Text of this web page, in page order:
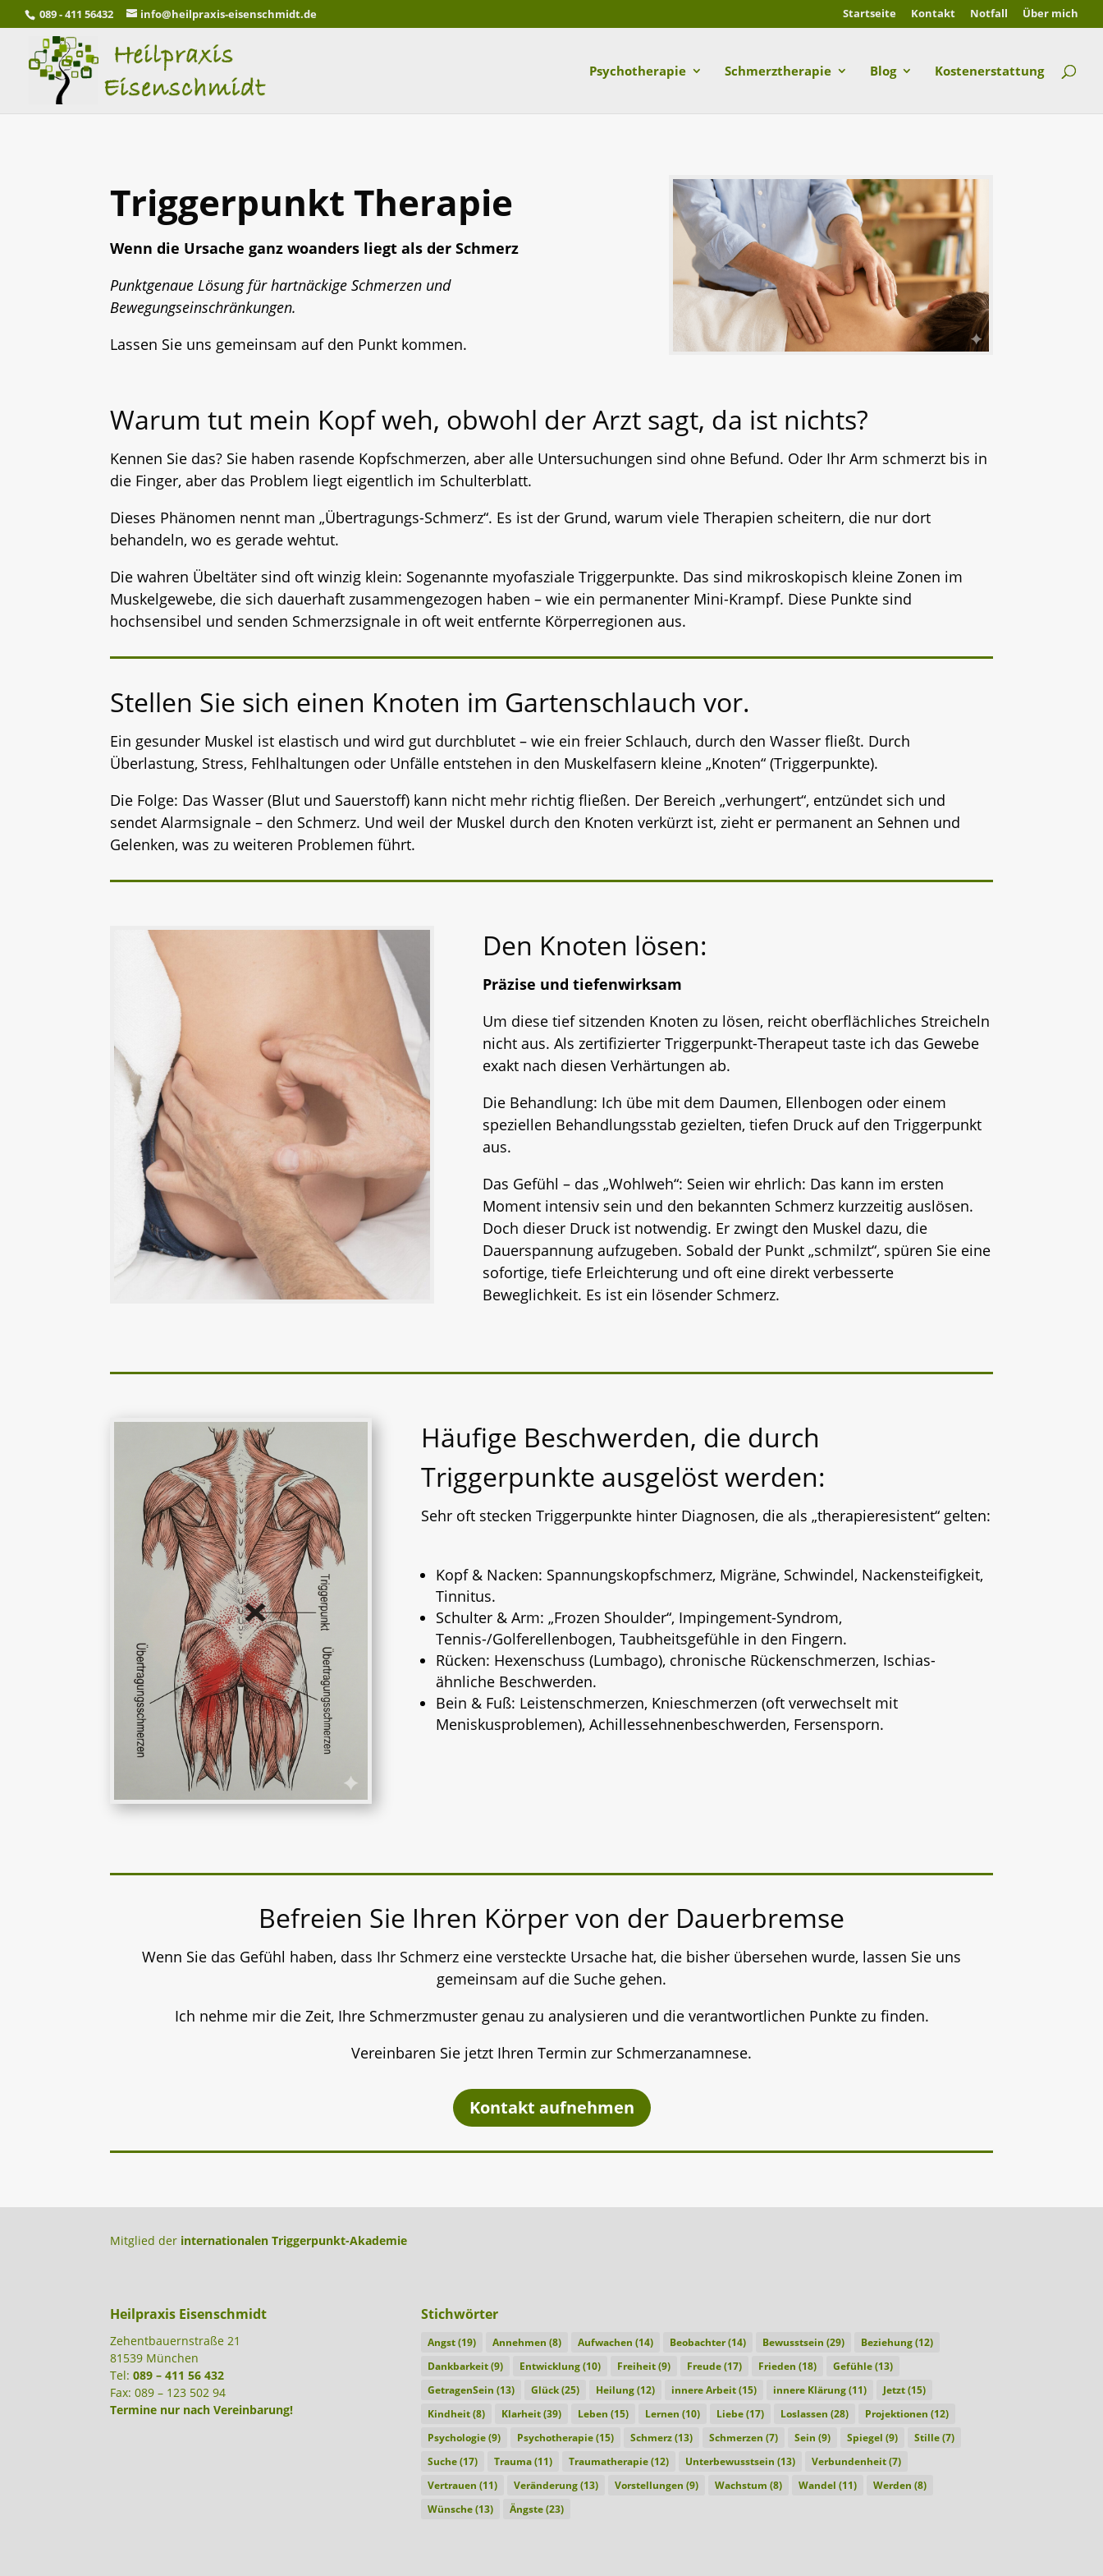
089 - 411 56432 info@heilpraxis-eisenschmidt.de Startseite Kontakt Notfall Über mich
Psychotherapie Schmerztherapie Blog Kostenerstattung
Triggerpunkt Therapie
Wenn die Ursache ganz woanders liegt als der Schmerz
Punktgenaue Lösung für hartnäckige Schmerzen und
Bewegungseinschränkungen.
Lassen Sie uns gemeinsam auf den Punkt kommen.
Warum tut mein Kopf weh, obwohl der Arzt sagt, da ist nichts?
Kennen Sie das? Sie haben rasende Kopfschmerzen, aber alle Untersuchungen sind ohne Befund. Oder Ihr Arm schmerzt bis in
die Finger, aber das Problem liegt eigentlich im Schulterblatt.
Dieses Phänomen nennt man „Übertragungs-Schmerz“. Es ist der Grund, warum viele Therapien scheitern, die nur dort
behandeln, wo es gerade wehtut.
Die wahren Übeltäter sind oft winzig klein: Sogenannte myofasziale Triggerpunkte. Das sind mikroskopisch kleine Zonen im
Muskelgewebe, die sich dauerhaft zusammengezogen haben – wie ein permanenter Mini-Krampf. Diese Punkte sind
hochsensibel und senden Schmerzsignale in oft weit entfernte Körperregionen aus.
Stellen Sie sich einen Knoten im Gartenschlauch vor.
Ein gesunder Muskel ist elastisch und wird gut durchblutet – wie ein freier Schlauch, durch den Wasser fließt. Durch
Überlastung, Stress, Fehlhaltungen oder Unfälle entstehen in den Muskelfasern kleine „Knoten“ (Triggerpunkte).
Die Folge: Das Wasser (Blut und Sauerstoff) kann nicht mehr richtig fließen. Der Bereich „verhungert“, entzündet sich und
sendet Alarmsignale – den Schmerz. Und weil der Muskel durch den Knoten verkürzt ist, zieht er permanent an Sehnen und
Gelenken, was zu weiteren Problemen führt.
Den Knoten lösen:
Präzise und tiefenwirksam
Um diese tief sitzenden Knoten zu lösen, reicht oberflächliches Streicheln
nicht aus. Als zertifizierter Triggerpunkt-Therapeut taste ich das Gewebe
exakt nach diesen Verhärtungen ab.
Die Behandlung: Ich übe mit dem Daumen, Ellenbogen oder einem
speziellen Behandlungsstab gezielten, tiefen Druck auf den Triggerpunkt
aus.
Das Gefühl – das „Wohlweh“: Seien wir ehrlich: Das kann im ersten
Moment intensiv sein und den bekannten Schmerz kurzzeitig auslösen.
Doch dieser Druck ist notwendig. Er zwingt den Muskel dazu, die
Dauerspannung aufzugeben. Sobald der Punkt „schmilzt“, spüren Sie eine
sofortige, tiefe Erleichterung und oft eine direkt verbesserte
Beweglichkeit. Es ist ein lösender Schmerz.
Häufige Beschwerden, die durch
Triggerpunkte ausgelöst werden:
Sehr oft stecken Triggerpunkte hinter Diagnosen, die als „therapieresistent“ gelten:
Kopf & Nacken: Spannungskopfschmerz, Migräne, Schwindel, Nackensteifigkeit,
Tinnitus.
Schulter & Arm: „Frozen Shoulder“, Impingement-Syndrom,
Tennis-/Golferellenbogen, Taubheitsgefühle in den Fingern.
Rücken: Hexenschuss (Lumbago), chronische Rückenschmerzen, Ischias-
ähnliche Beschwerden.
Bein & Fuß: Leistenschmerzen, Knieschmerzen (oft verwechselt mit
Meniskusproblemen), Achillessehnenbeschwerden, Fersensporn.
Befreien Sie Ihren Körper von der Dauerbremse
Wenn Sie das Gefühl haben, dass Ihr Schmerz eine versteckte Ursache hat, die bisher übersehen wurde, lassen Sie uns
gemeinsam auf die Suche gehen.
Ich nehme mir die Zeit, Ihre Schmerzmuster genau zu analysieren und die verantwortlichen Punkte zu finden.
Vereinbaren Sie jetzt Ihren Termin zur Schmerzanamnese.
Kontakt aufnehmen
Mitglied der internationalen Triggerpunkt-Akademie
Heilpraxis Eisenschmidt
Zehentbauernstraße 21
81539 München
Tel:089 – 411 56 432
Fax: 089 – 123 502 94
Termine nur nach Vereinbarung!
Stichwörter
Angst(19) Annehmen (8) Aufwachen (14) Beobachter(14) Bewusstsein (29) Beziehung(12)
Dankbarkeit(9) Entwicklung(10) Freiheit(9) Freude(17) Frieden (18) Gefühle(13)
GetragenSein (13) Glück(25) Heilung(12) innere Arbeit(15) innere Klärung(11) Jetzt(15)
Kindheit(8) Klarheit(39) Leben (15) Lernen (10) Liebe(17) Loslassen (28) Projektionen (12)
Psychologie(9) Psychotherapie(15) Schmerz(13) Schmerzen (7) Sein (9) Spiegel (9) Stille(7)
Suche(17) Trauma(11) Traumatherapie(12) Unterbewusstsein (13) Verbundenheit(7)
Vertrauen (11) Veränderung(13) Vorstellungen (9) Wachstum (8) Wandel (11) Werden (8)
Wünsche(13) Ängste(23)